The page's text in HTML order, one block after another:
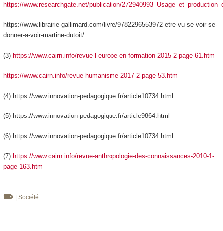
https://www.researchgate.net/publication/
https://www.librairie-gallimard.com/livre/9782296553972-etre-vu-se-voir-se-
donner-a-voir-martine-dutoit/
(3) https://www.cairn.info/revue-l-europe-en-formation-2015-2-page-61.htm
https://www.cairn.info/revue-humanisme-2017-2-page-53.htm
(4)https://www.innovation-pedagogique.fr/article10734.html
(5) https://www.innovation-pedagogique.fr/article9864.html
(6)https://www.innovation-pedagogique.fr/article10734.html
(7) https://www.cairn.info/revue-anthropologie-des-connaissances-2010-1-
page-163.htm
| Société